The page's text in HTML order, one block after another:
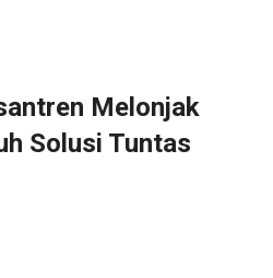
Melonjak
Solusi Tuntas